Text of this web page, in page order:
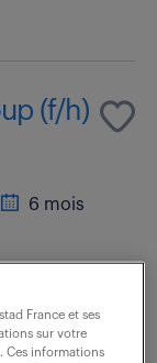
(f/h)
6 mois
la réalisation
et
France et ses
sur votre
Ces informations